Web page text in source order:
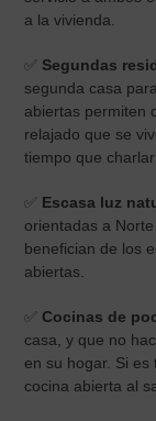
a la vivienda.
✅ Segundas
segunda casa
abiertas permiten
relajado que se
tiempo que
✅ Escasa luz
orientadas a
benefician de los
abiertas.
✅ Cocinas de
casa, y que no
en su hogar. Si
cocina abierta al